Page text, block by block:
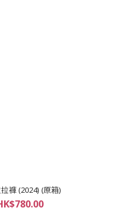
褲 (2024) (原箱)